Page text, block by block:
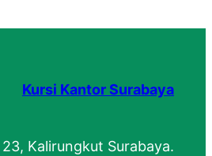
Kursi Kantor Surabaya
Kalirungkut Surabaya.